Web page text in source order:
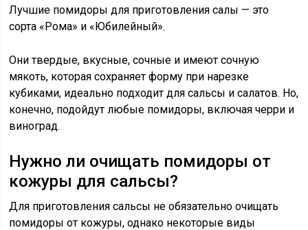
Лучшие помидоры для приготовления салы — это
сорта «Рома» и «Юбилейный».
Они твердые, вкусные, сочные и имеют сочную
мякоть, которая сохраняет форму при нарезке
кубиками, идеально подходит для сальсы и салатов. Но,
конечно, подойдут любые помидоры, включая черри и
виноград.
Нужно ли очищать помидоры от
кожуры для сальсы?
Для приготовления сальсы не обязательно очищать
помидоры от кожуры, однако некоторые виды